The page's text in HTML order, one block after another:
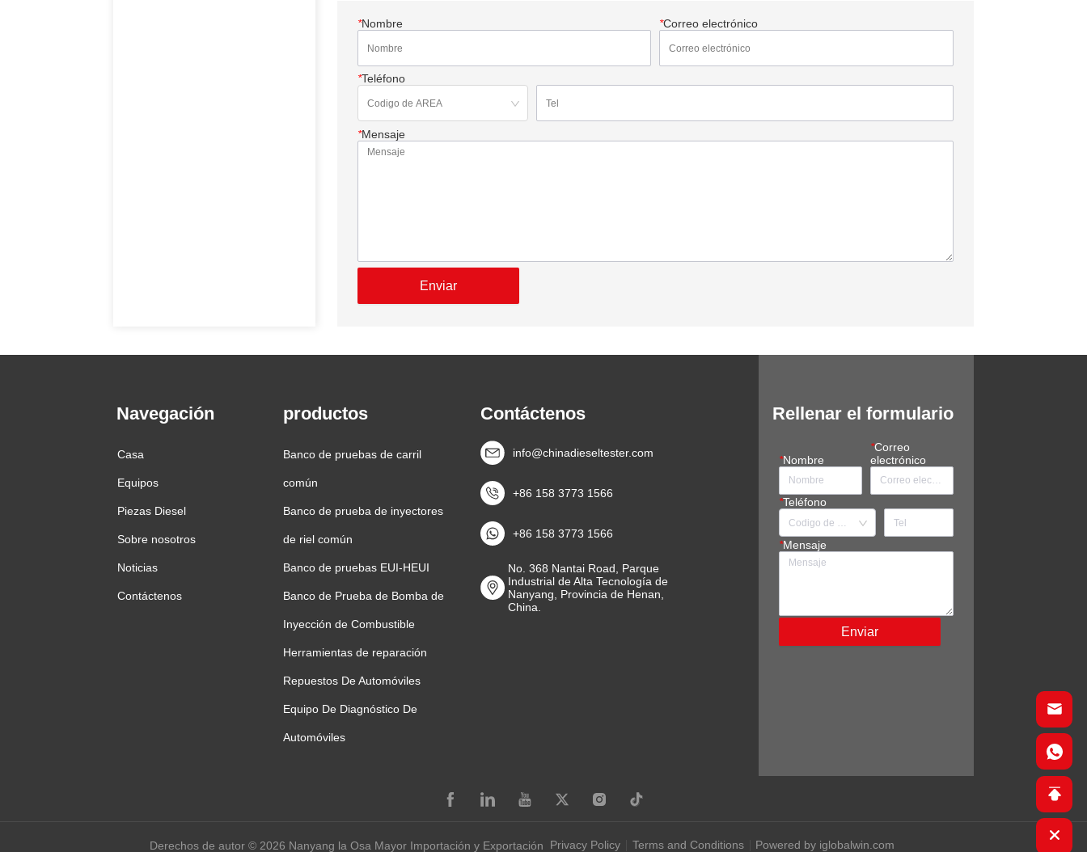
*Nombre *Correo electrónico
*Teléfono
*Mensaje
Enviar
Navegación
Casa
Equipos
Piezas Diesel
Sobre nosotros
Noticias
Contáctenos
productos
Banco de pruebas de carril
común
Banco de prueba de inyectores
de riel común
Banco de pruebas EUI-HEUI
Banco de Prueba de Bomba de
Inyección de Combustible
Herramientas de reparación
Repuestos De Automóviles
Equipo De Diagnóstico De
Automóviles
Contáctenos
info@chinadieseltester.com
+86 158 3773 1566
+86 158 3773 1566
No. 368 Nantai Road, Parque
Industrial de Alta Tecnología de
Nanyang, Provincia de Henan,
China.
Rellenar el formulario
*Nombre
*Correo
electrónico
*Teléfono
*Mensaje
Enviar
Derechos de autor © 2026 Nanyang la Osa Mayor Importación y Exportación Privacy Policy Terms and Conditions Powered by iglobalwin.com